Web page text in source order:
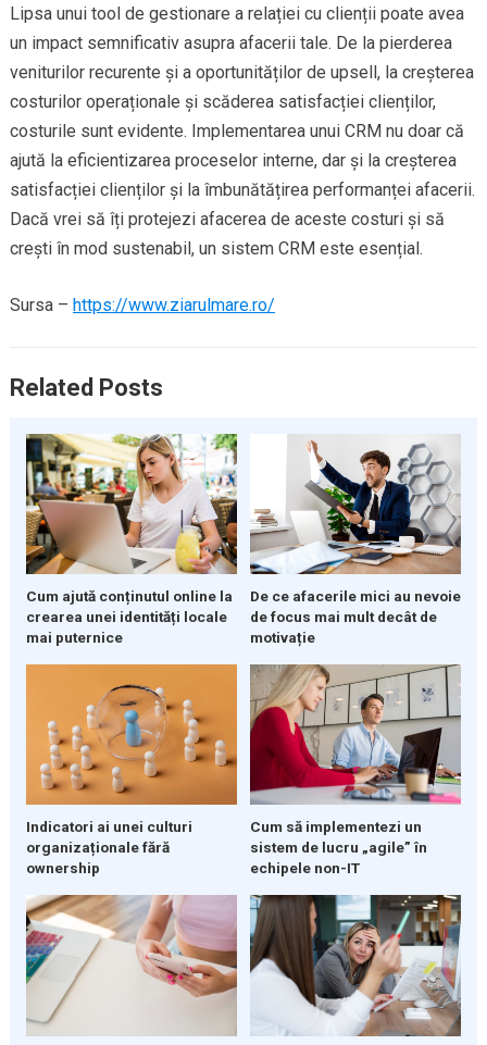
Lipsa unui tool de gestionare a relației cu clienții poate avea
un impact semnificativ asupra afacerii tale. De la pierderea
veniturilor recurente și a oportunităților de upsell, la creșterea
costurilor operaționale și scăderea satisfacției clienților,
costurile sunt evidente. Implementarea unui CRM nu doar că
ajută la eficientizarea proceselor interne, dar și la creșterea
satisfacției clienților și la îmbunătățirea performanței afacerii.
Dacă vrei să îți protejezi afacerea de aceste costuri și să
crești în mod sustenabil, un sistem CRM este esențial.
Sursa – https://www.ziarulmare.ro/
Related Posts
Cum ajută conținutul online la
crearea unei identități locale
mai puternice
De ce afacerile mici au nevoie
de focus mai mult decât de
motivație
Indicatori ai unei culturi
organizaționale fără
ownership
Cum să implementezi un
sistem de lucru „agile” în
echipele non-IT